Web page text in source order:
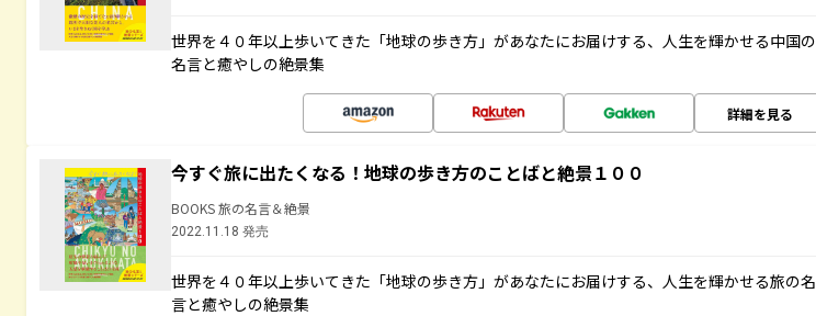
世界を４０年以上歩いてきた「地球の歩き方」があなたにお届けする、人生を輝かせる中国の
名言と癒やしの絶景集
詳細を見る
今すぐ旅に出たくなる！地球の歩き方のことばと絶景１００
BOOKS 旅の名言＆絶景
2022.11.18 発売
世界を４０年以上歩いてきた「地球の歩き方」があなたにお届けする、人生を輝かせる旅の名
言と癒やしの絶景集